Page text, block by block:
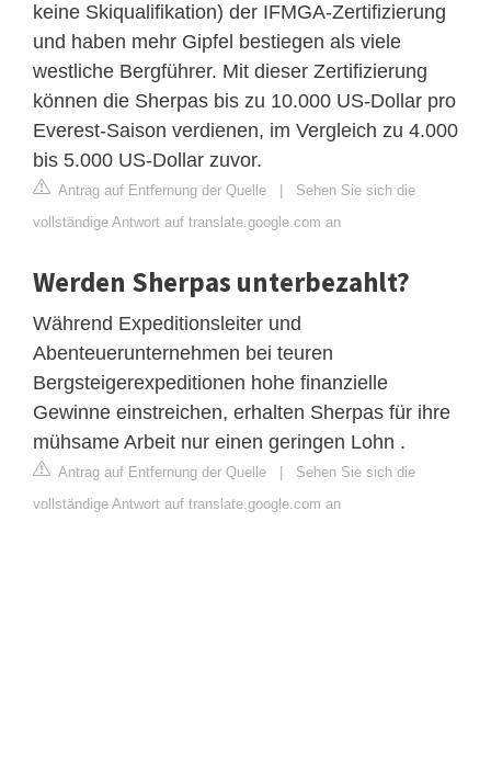
keine Skiqualifikation) der IFMGA-Zertifizierung
und haben mehr Gipfel bestiegen als viele
westliche Bergführer. Mit dieser Zertifizierung
können die Sherpas bis zu 10.000 US-Dollar pro
Everest-Saison verdienen, im Vergleich zu 4.000
bis 5.000 US-Dollar zuvor.
Antrag auf Entfernung der Quelle
Sehen Sie sich die
vollständige Antwort auf translate.google.com an
Werden Sherpas unterbezahlt?
Während Expeditionsleiter und
Abenteuerunternehmen bei teuren
Bergsteigerexpeditionen hohe finanzielle
Gewinne einstreichen, erhalten Sherpas für ihre
mühsame Arbeit nur einen geringen Lohn .
Antrag auf Entfernung der Quelle
Sehen Sie sich die
vollständige Antwort auf translate.google.com an